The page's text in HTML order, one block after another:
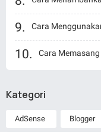
Cara
Cara
Kategori
AdSense Blogger